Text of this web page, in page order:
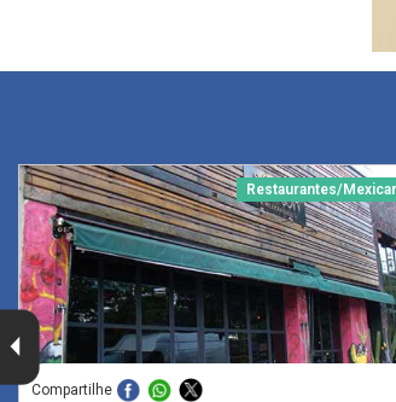
Restaurantes/
Compartilhe